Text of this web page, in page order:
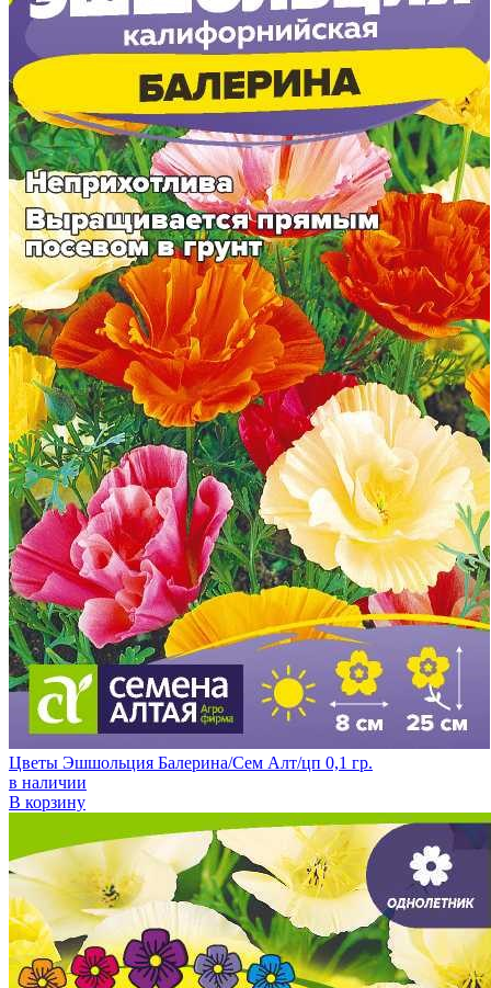
Цветы Эшшольция Балерина/Сем Алт/цп 0,1 гр.
в наличии
В корзину